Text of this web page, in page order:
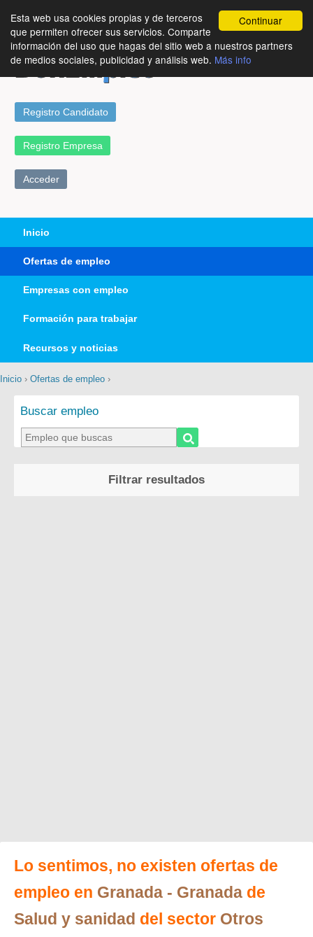
Continuar
Esta web usa cookies propias y de terceros
que permiten ofrecer sus servicios. Comparte
información del uso que hagas del sitio web a nuestros partners
de medios sociales, publicidad y análisis web. Más info
Registro Candidato
Registro Empresa
Acceder
Inicio
Ofertas de empleo
Empresas con empleo
Formación para trabajar
Recursos y noticias
Inicio › Ofertas de empleo ›
Buscar empleo
Filtrar resultados
Lo sentimos, no existen ofertas de
empleo en Granada - Granada de
Salud y sanidad del sector Otros